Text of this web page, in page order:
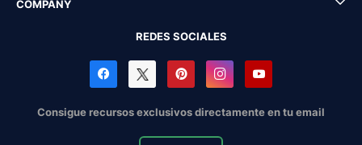
COMPANY
REDES SOCIALES
Consigue recursos exclusivos directamente en tu email